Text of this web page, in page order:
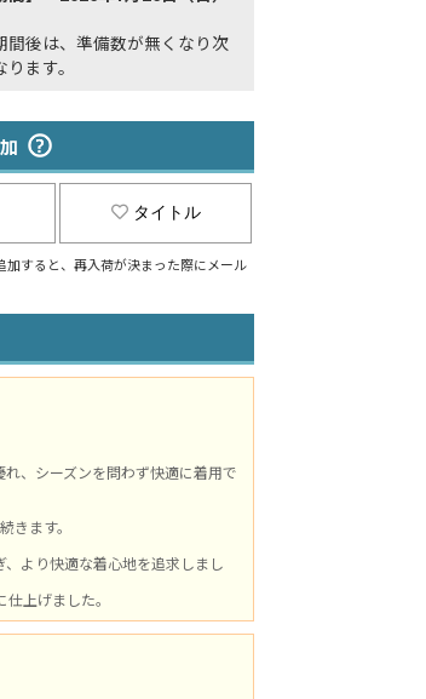
後は、準備数が無くなり次
ます。
タイトル
すると、再入荷が決まった際にメール
、シーズンを問わず快適に着用で
きます。
より快適な着心地を追求しまし
上げました。